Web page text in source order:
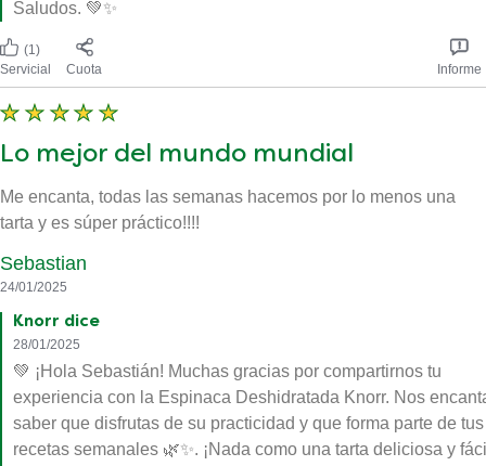
Saludos. 💚✨
(1)
Servicial
Cuota Informe
Lo mejor del mundo mundial
Me encanta, todas las semanas hacemos por lo menos una
tarta y es súper práctico!!!!
Sebastian
24/01/2025
Knorr dice
28/01/2025
💚 ¡Hola Sebastián! Muchas gracias por compartirnos tu
experiencia con la Espinaca Deshidratada Knorr. Nos
saber que disfrutas de su practicidad y que forma parte de tus
recetas semanales 🌿✨. ¡Nada como una tarta deliciosa y